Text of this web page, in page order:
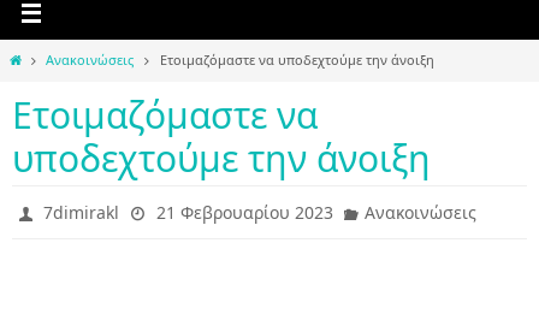
HomeΑνακοινώσεις Ετοιμαζόμαστε να υποδεχτούμε την άνοιξη
Ετοιμαζόμαστε να
υποδεχτούμε την άνοιξη
7dimirakl 21 Φεβρουαρίου 2023 Ανακοινώσεις